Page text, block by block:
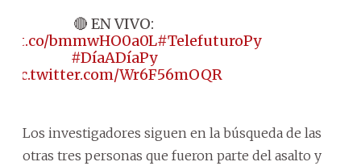
🔴 EN VIVO:
t.co/bmmwHO0a0L#TelefuturoPy
#DíaADíaPy
pic.twitter.com/Wr6F56mOQR
Los investigadores siguen en la búsqueda de las
otras tres personas que fueron parte del asalto y